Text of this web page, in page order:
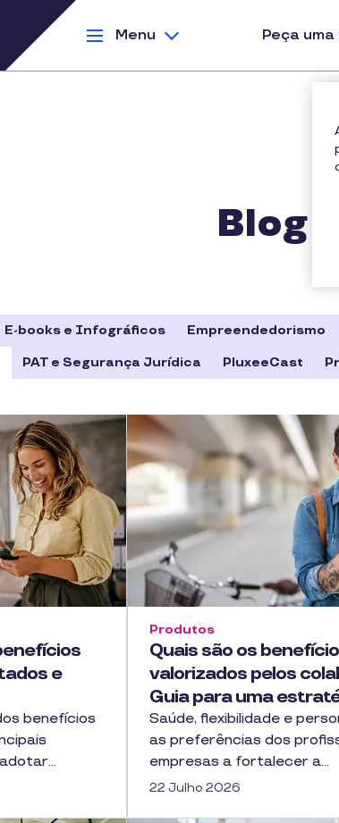
Menu
Peça
Blog
E-books e Infográficos Empreendedorismo
PAT e Segurança Jurídica PluxeeCast
e
benefícios
Quais são os
valorizados pelos
Guia para uma
Produtos
Saúde, flexibilidade e
as preferências dos
empresas a fortalecer a…
22 Julho 2026